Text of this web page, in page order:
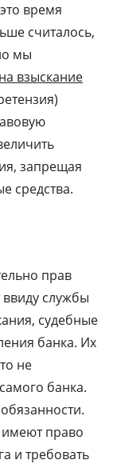
время
считалось,
мы
взыскание
запрещая
средства.
прав
ввиду службы
судебные
банка. Их
не
банка.
право
и требовать